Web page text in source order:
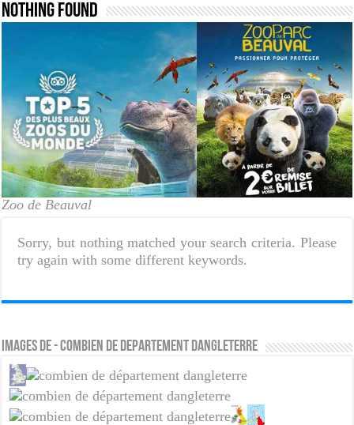
Nothing Found
Zoo de Beauval
Sorry, but nothing matched your search criteria. Please
try again with some different keywords.
Images de - combien de departement dangleterre